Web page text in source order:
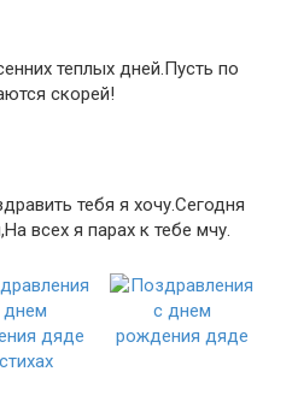
теплых дней.Пусть по
скорей!
тебя я хочу.Сегодня
всех я парах к тебе мчу.